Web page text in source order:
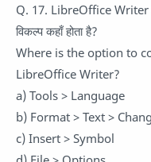
Q. 17. LibreOffice Writer
विकल्प कहाँ होता है?
Where is the option to
LibreOffice Writer?
a) Tools > Language
b) Format > Text >
c) Insert > Symbol